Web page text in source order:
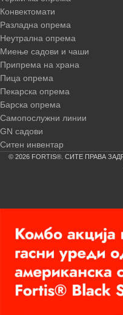
Конвектомати
Разладна опрема
Неутрална опрема
Миење садови и чаши
Припрема на храна
Пица опрема
Пекарска опрема
Барска опрема
Самопослужни линии
GN садови
Ситен инвентар
© 2026 FORTIS®. СИТЕ ПРАВА